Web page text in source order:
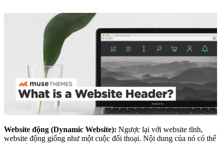
Website động (Dynamic Website): Ngược lại với website tĩnh,
website động giống như một cuộc đối thoại. Nội dung của nó có thể